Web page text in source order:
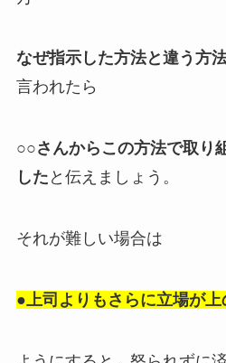
なぜ指示した方法と違う方
言われたら
○○さんからこの方法で取り
した と伝えましょう。
それが難しい場合は
●上司よりもさらに立場が